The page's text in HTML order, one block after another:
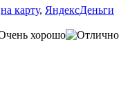
на карту, ЯндексДеньги